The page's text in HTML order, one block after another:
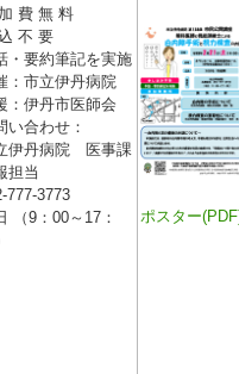
費 無 料
不 要
・要約筆記を実施
：市立伊丹病院
：伊丹市医師会
い合わせ：
伊丹病院 医事課
担当
777-3773
（9：00～17：
ポスター